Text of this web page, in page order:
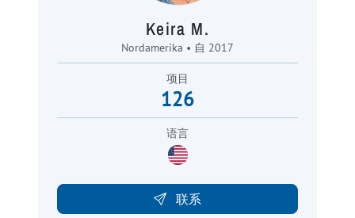
Keira M.
Nordamerika • 自 2017
项目
126
语言
联系